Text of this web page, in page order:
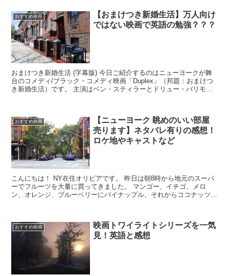
おすすめ映画
【おまけつき新婚生活】万人向け
ではない映画で英語の勉強？？？
おまけつき新婚生活 (字幕版) 今日ご紹介するのはニューヨークが舞
台のコメディ/ブラック・コメディ映画「Duplex」（邦題：おまけつ
き新婚生活）です。 主演はベン・スティラーとドリュー・バリモア
おすすめ映画
【ニューヨーク 眺めのいい部屋
売ります】ネタバレ有りの感想！
ロケ地やキャストなど
こんにちは！ NY在住オリビアです。 昨日は朝8時から地元のスーパ
ーでフルーツを大量に買ってきました。 マンゴー、イチゴ、メロ
ン、オレンジ、ブルーベリーにパイナップル、それからココナッツ。
おすすめ映画
映画トワイライトシリーズを一気
見！英語と感想